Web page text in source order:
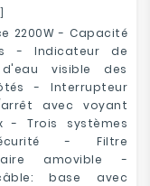
2200W - Capacité
- Indicateur de
visible des
- Interrupteur
arrêt avec voyant
- Trois systèmes
- Filtre
amovible -
base avec